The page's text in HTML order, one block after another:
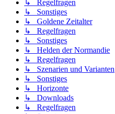
↳ Regelfragen
↳ Sonstiges
↳ Goldene Zeitalter
↳ Regelfragen
↳ Sonstiges
↳ Helden der Normandie
↳ Regelfragen
↳ Szenarien und Varianten
↳ Sonstiges
↳ Horizonte
↳ Downloads
↳ Regelfragen